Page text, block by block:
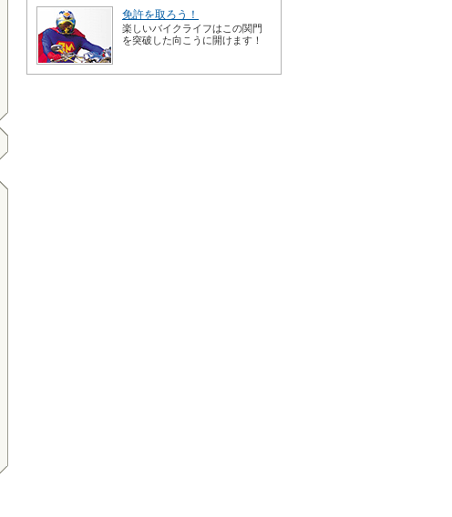
免許を取ろう！
楽しいバイクライフはこの関門
を突破した向こうに開けます！